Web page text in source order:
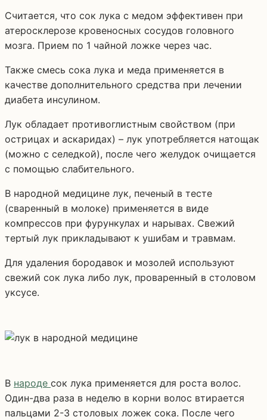
Считается, что сок лука с медом эффективен при
атеросклерозе кровеносных сосудов головного
мозга. Прием по 1 чайной ложке через час.
Также смесь сока лука и меда применяется в
качестве дополнительного средства при лечении
диабета инсулином.
Лук обладает противоглистным свойством (при
острицах и аскаридах) – лук употребляется натощак
(можно с селедкой), после чего желудок очищается
с помощью слабительного.
В народной медицине лук, печеный в тесте
(сваренный в молоке) применяется в виде
компрессов при фурункулах и нарывах. Свежий
тертый лук прикладывают к ушибам и травмам.
Для удаления бородавок и мозолей используют
свежий сок лука либо лук, проваренный в столовом
уксусе.
В народе сок лука применяется для роста волос.
Один-два раза в неделю в корни волос втирается
пальцами 2-3 столовых ложек сока. После чего